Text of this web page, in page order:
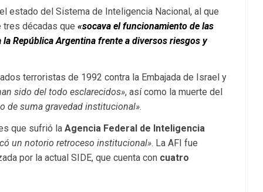
estado del Sistema de Inteligencia Nacional, al que
décadas que «socava el funcionamiento de las
República Argentina frente a diversos riesgos y
terroristas de 1992 contra la Embajada de Israel y
sido del todo esclarecidos», así como la muerte del
de suma gravedad institucional».
que sufrió la Agencia Federal de Inteligencia
un notorio retroceso institucional». La AFI fue
por la actual SIDE, que cuenta con cuatro